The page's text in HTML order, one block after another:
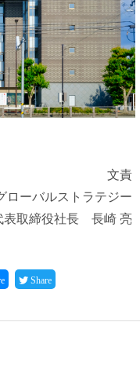
文責
ローバルストラテジー
表取締役社長 長崎 亮
Share